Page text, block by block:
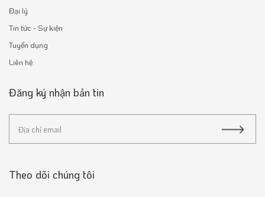
Đại lý
Tin tức - Sự kiện
Tuyển dụng
Liên hệ
Đăng ký nhận bản tin
Theo dõi chúng tôi